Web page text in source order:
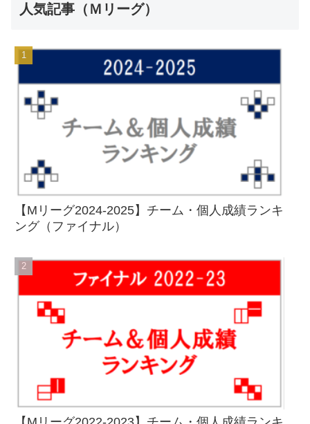
人気記事（Ｍリーグ）
【Mリーグ2024-2025】チーム・個人成績ランキ
ング（ファイナル）